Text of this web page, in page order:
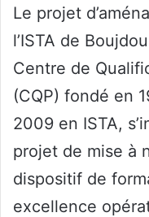
Le projet
l’ISTA de
Centre de
(CQP) fondé en
2009 en ISTA,
projet de mise à
dispositif de
excellence